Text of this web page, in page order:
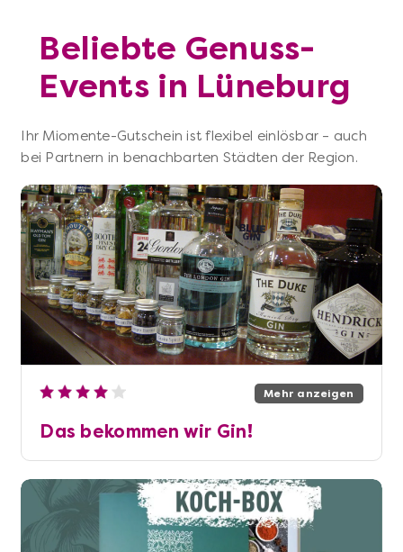
Beliebte Genuss-
Events in Lüneburg
Ihr Miomente-Gutschein ist flexibel einlösbar – auch
bei Partnern in benachbarten Städten der Region.
Mehr anzeigen
Das bekommen wir Gin!